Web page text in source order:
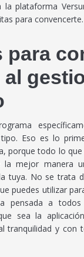
la plataforma
para convencerte.
para
al
Eso es lo
porque todo lo
la mejor manera
tuya. No se trata
puedes utilizar
pensada a
sea la
tranquilidad y con